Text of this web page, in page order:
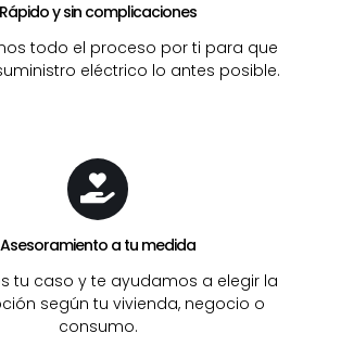
Rápido y sin complicaciones
todo el proceso por ti para que
eléctrico lo antes posible.
Asesoramiento a tu medida
tu caso y te ayudamos a elegir la
según tu vivienda, negocio o
consumo.